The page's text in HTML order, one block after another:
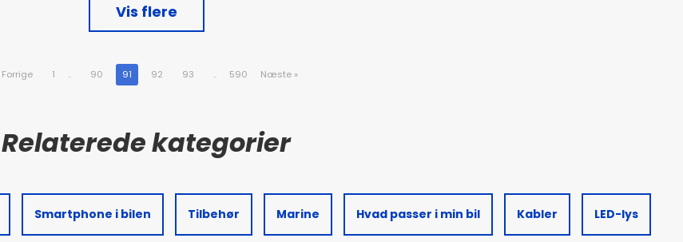
Vis flere
Forrige 1 .. 90 91 92 93 .. 590 Næste »
Smartphone i bilen Tilbehør Marine Hvad passer i min bil Kabler LED-lys